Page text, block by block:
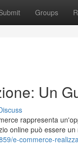
Groups
Un
rappresenta
online può essere un
e-commerce-